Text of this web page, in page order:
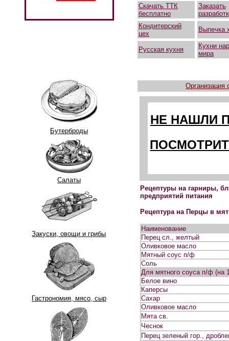
Скачать ТТК
бесплатно
Заказать
Кондитерский
цех
Выпечка
Русская кухня
Кухни
мира
Бутерброды
Салаты
Закуски, овощи и грибы
Гастрономия, мясо, сыр
Организация
НЕ НАШЛИ
Рецептуры на гарниры,
предприятий питания
Рецептура на Перцы в
Наименование
Перец сл., желтый
Оливковое масло
Мятный соус п/ф
Соль
Для мятного соуса п/ф (на
Белое вино
Каперсы
Сахар
Оливковое масло
Мята св.
Чеснок
Перец зеленый гор.,